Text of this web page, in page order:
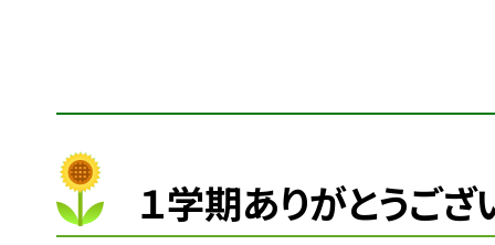
１学期ありがとうござ